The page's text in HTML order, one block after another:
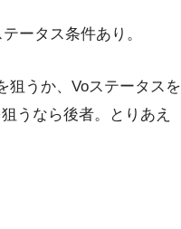
ータス条件あり。
うか、Voステータスを
うなら後者。とりあえ